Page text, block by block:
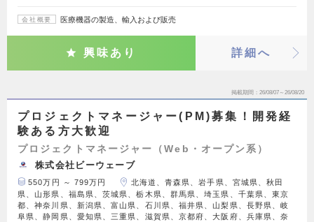
会社概要 医療機器の製造、輸入および販売
興味あり 詳細へ
掲載期間 26/08/07～26/08/20
プロジェクトマネージャー(PM)募集！開発経
験ある方大歓迎
プロジェクトマネージャー（Web・オープン系）
株式会社ビーウェーブ
550万円 ～ 799万円
北海道、青森県、岩手県、宮城県、秋田
県、山形県、福島県、茨城県、栃木県、群馬県、埼玉県、千葉県、東京
都、神奈川県、新潟県、富山県、石川県、福井県、山梨県、長野県、岐
阜県、静岡県、愛知県、三重県、滋賀県、京都府、大阪府、兵庫県、奈